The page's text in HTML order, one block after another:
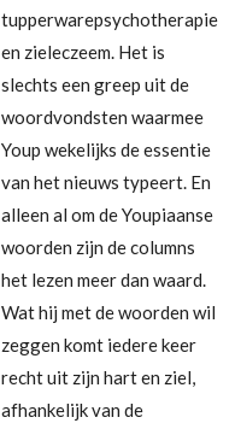
tupperwarepsychotherapie
en zieleczeem. Het is
slechts een greep uit de
woordvondsten waarmee
Youp wekelijks de essentie
van het nieuws typeert. En
alleen al om de Youpiaanse
woorden zijn de columns
het lezen meer dan waard.
Wat hij met de woorden wil
zeggen komt iedere keer
recht uit zijn hart en ziel,
afhankelijk van de